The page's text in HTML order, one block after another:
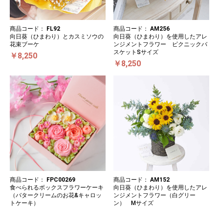
商品コード：
FL92
向日葵（ひまわり）とカスミソウの
花束ブーケ
￥8,250
商品コード： AM256
向日葵（ひまわり）を使用したアレ
ンジメントフラワー ピクニックバ
スケットSサイズ
￥8,250
商品コード：
FPC00269
食べられるボックスフラワーケーキ
（バタークリームのお花&キャロッ
トケーキ）
商品コード： AM152
向日葵（ひまわり）を使用したアレ
ンジメントフラワー（白グリー
ン） Mサイズ